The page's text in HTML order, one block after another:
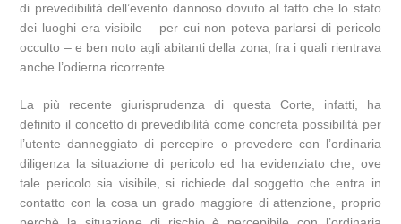
di prevedibilità dell’evento dannoso dovuto al fatto che lo stato
dei luoghi era visibile – per cui non poteva parlarsi di pericolo
occulto – e ben noto agli abitanti della zona, fra i quali rientrava
anche l’odierna ricorrente.
La più recente giurisprudenza di questa Corte, infatti, ha
definito il concetto di prevedibilità come concreta possibilità per
l’utente danneggiato di percepire o prevedere con l’ordinaria
diligenza la situazione di pericolo ed ha evidenziato che, ove
tale pericolo sia visibile, si richiede dal soggetto che entra in
contatto con la cosa un grado maggiore di attenzione, proprio